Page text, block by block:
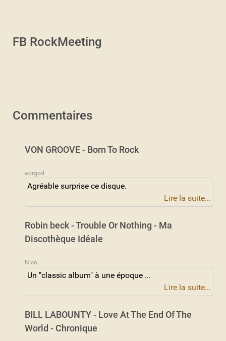
FB RockMeeting
Commentaires
VON GROOVE - Born To Rock
aorgod
Agréable surprise ce disque.
Lire la suite...
Robin beck - Trouble Or Nothing - Ma
Discothèque Idéale
Nico
Un "classic album" à une époque ...
Lire la suite...
BILL LABOUNTY - Love At The End Of The
World - Chronique